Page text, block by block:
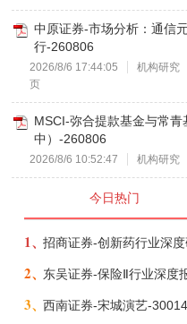
中原证券-市场分析：通信
行-260806
2026/8/6 17:44:05 机构研究
页
MSCI-弥合提款基金与常
中）-260806
2026/8/6 10:52:47 机构研究
今日热门
1、
2、
3、